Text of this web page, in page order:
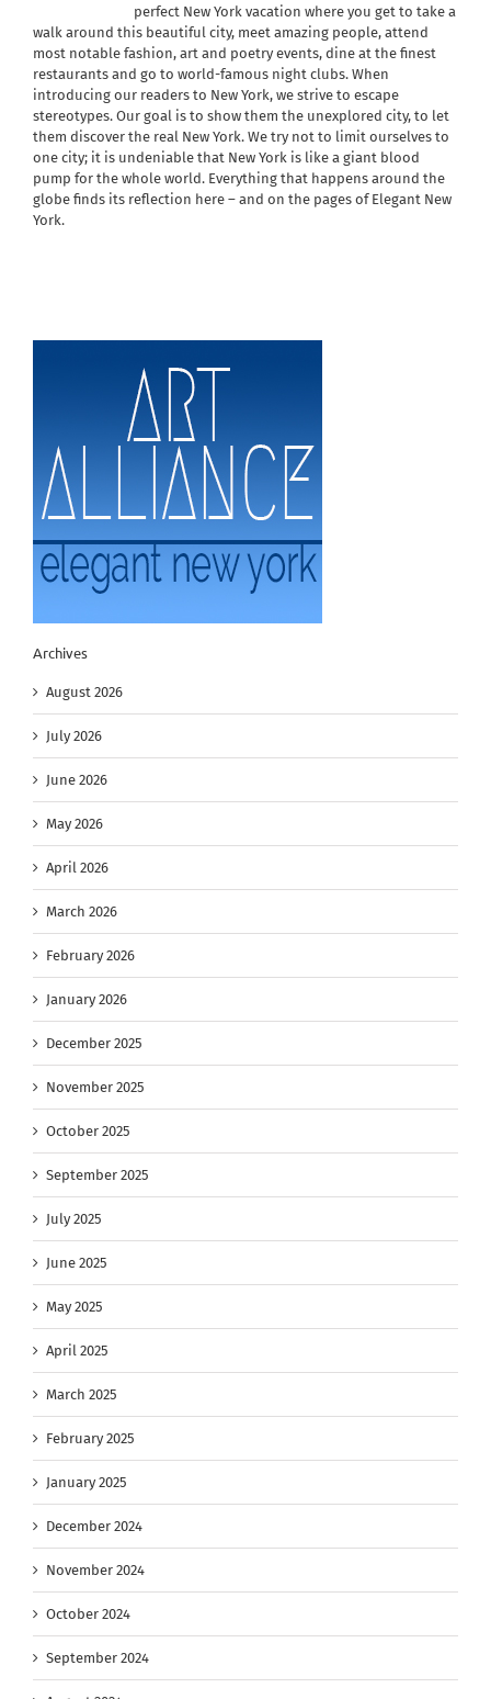
perfect New York vacation where you get to take a
walk around this beautiful city, meet amazing people, attend
most notable fashion, art and poetry events, dine at the finest
restaurants and go to world-famous night clubs. When
introducing our readers to New York, we strive to escape
stereotypes. Our goal is to show them the unexplored city, to let
them discover the real New York. We try not to limit ourselves to
one city; it is undeniable that New York is like a giant blood
pump for the whole world. Everything that happens around the
globe finds its reflection here – and on the pages of Elegant New
York.
Archives
August 2026
July 2026
June 2026
May 2026
April 2026
March 2026
February 2026
January 2026
December 2025
November 2025
October 2025
September 2025
July 2025
June 2025
May 2025
April 2025
March 2025
February 2025
January 2025
December 2024
November 2024
October 2024
September 2024